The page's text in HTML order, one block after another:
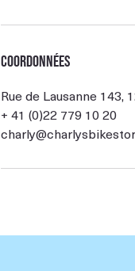
Coordonnées
Rue de Lausanne 143,
+ 41 (0)22 779 10 20